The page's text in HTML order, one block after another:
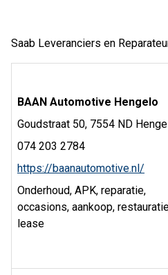
Saab Leveranciers en
BAAN Automotive Hengelo
Goudstraat 50, 7554 ND
074 203 2784
https://baanautomotive.nl/
Onderhoud, APK, reparatie,
occasions, aankoop,
lease